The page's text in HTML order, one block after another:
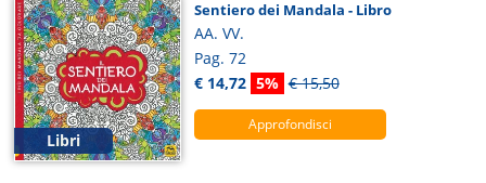
Libri
Sentiero dei Mandala - Libro
AA. VV.
Pag. 72
€ 14,72 5% € 15,50
Approfondisci